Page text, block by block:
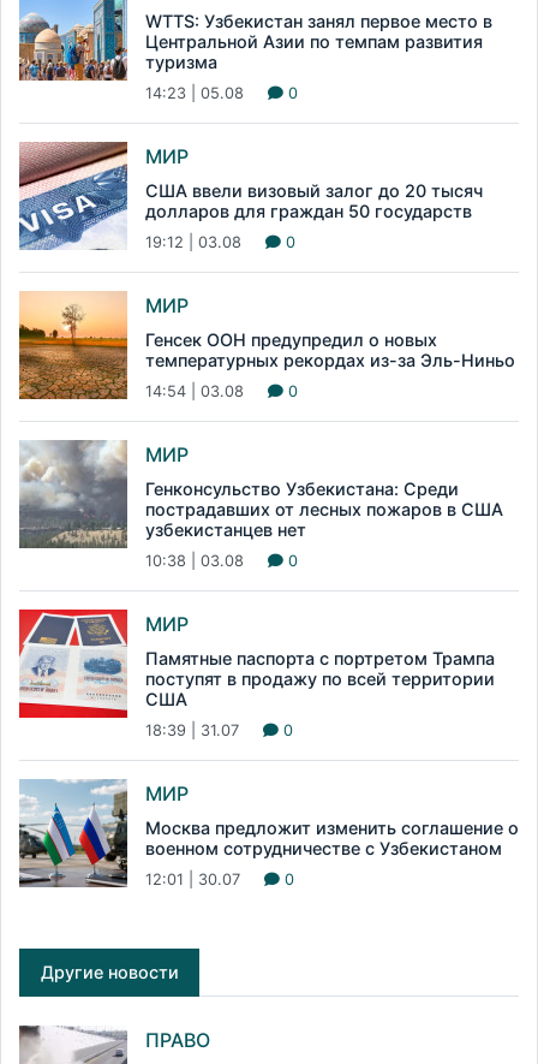
WTTS: Узбекистан занял первое место в
Центральной Азии по темпам развития
туризма
14:23 | 05.08 0
МИР
США ввели визовый залог до 20 тысяч
долларов для граждан 50 государств
19:12 | 03.08 0
МИР
Генсек ООН предупредил о новых
температурных рекордах из-за Эль-Ниньо
14:54 | 03.08 0
МИР
Генконсульство Узбекистана: Среди
пострадавших от лесных пожаров в США
узбекистанцев нет
10:38 | 03.08 0
МИР
Памятные паспорта с портретом Трампа
поступят в продажу по всей территории
США
18:39 | 31.07 0
МИР
Москва предложит изменить соглашение о
военном сотрудничестве с Узбекистаном
12:01 | 30.07 0
Другие новости
ПРАВО